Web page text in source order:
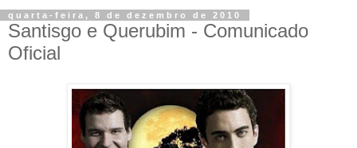
quarta-feira, 8 de dezembro de 2010
Santisgo e Querubim - Comunicado
Oficial